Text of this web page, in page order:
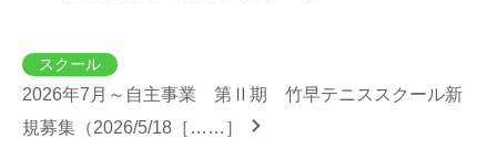
スクール
2026年7月～自主事業 第Ⅱ期 竹早テニススクール新
規募集（2026/5/18［……］